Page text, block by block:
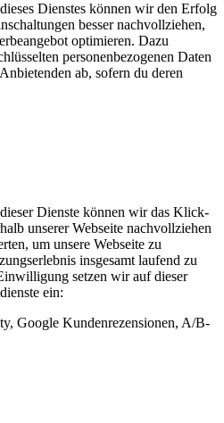
Dienstes können wir den Erfolg
besser nachvollziehen,
optimieren. Dazu
personenbezogenen Daten
ab, sofern du deren
Dienste können wir das Klick-
unserer Webseite nachvollziehen
um unsere Webseite zu
insgesamt laufend zu
setzen wir auf dieser
ein:
Google Kundenrezensionen, A/B-